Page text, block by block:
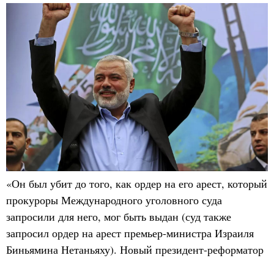
«Он был убит до того, как ордер на его арест, который
прокуроры Международного уголовного суда
запросили для него, мог быть выдан (суд также
запросил ордер на арест премьер-министра Израиля
Биньямина Нетаньяху). Новый президент-реформатор